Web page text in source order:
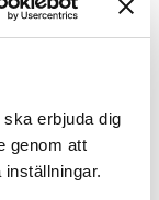
erbjuda dig
genom att